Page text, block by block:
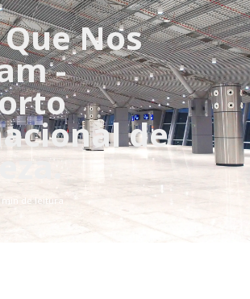
Nos
-
de
min de leitura